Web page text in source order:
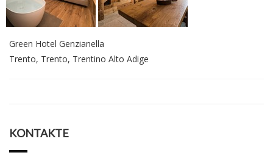
Green Hotel Genzianella
Trento, Trento, Trentino Alto Adige
KONTAKTE